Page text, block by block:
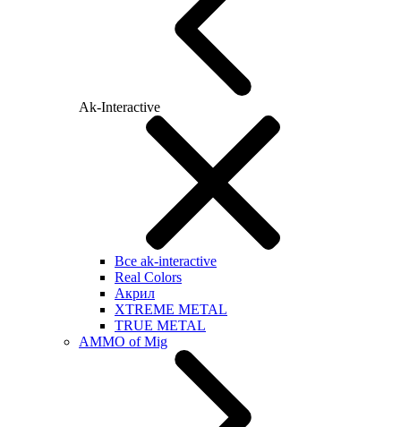
Ak-Interactive
Все ak-interactive
Real Colors
Акрил
XTREME METAL
TRUE METAL
AMMO of Mig